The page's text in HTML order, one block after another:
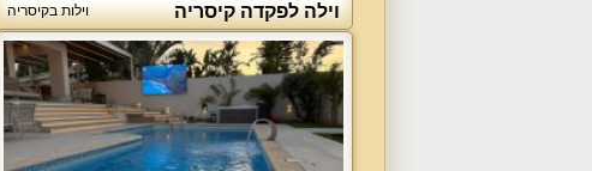
וילה לפקדה קיסריה וילות בקיסריה